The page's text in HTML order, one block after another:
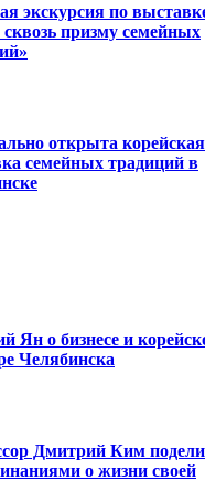
экскурсия по
сквозь призму семейных
открыта корейская
семейных традиций в
Ян о бизнесе и
Челябинска
Дмитрий Ким
о жизни своей